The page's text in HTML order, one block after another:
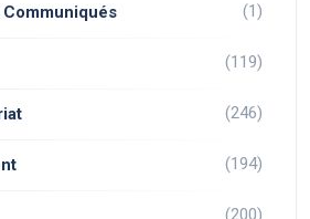
(1)
(119)
(246)
(194)
(200)